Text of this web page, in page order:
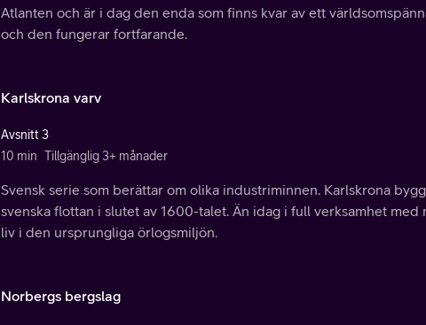
Atlanten och är i dag den enda som finns kvar av ett
och den fungerar fortfarande.
Karlskrona varv
Avsnitt 3
10 min Tillgänglig 3+ månader
Svensk serie som berättar om olika industriminnen. Karlskrona
svenska flottan i slutet av 1600-talet. Än idag i full verksamhet
liv i den ursprungliga örlogsmiljön.
Norbergs bergslag